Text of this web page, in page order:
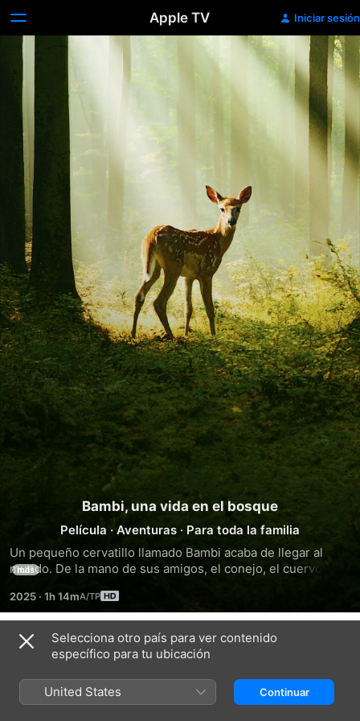
Apple TV Iniciar sesión
Bambi, una vida en el bosque
Película · Aventuras · Para toda la familia
Un pequeño cervatillo llamado Bambi acaba de llegar al
mundo. De la mano de sus amigos, el conejo, el cuervo, el
espacio natural, Bambi vivirá todo tipo de aventuras con las
que se preparará para asumir su papel como príncipe del
bosque.
más
2025 · 1h 14m
Tráileres
Selecciona otro país para ver contenido
específico para tu ubicación
United States Continuar